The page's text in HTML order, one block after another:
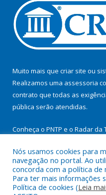
Muito mais que criar site ou
Realizamos uma assessoria
contrato que todas as
pública serão atendidas.
Conheça o PNTP e o Radar da
Todos os direitos
Nós usamos cookies para
navegação no portal. Ao
concorda com a política
Para ter mais informações
Política de cookies (Leia